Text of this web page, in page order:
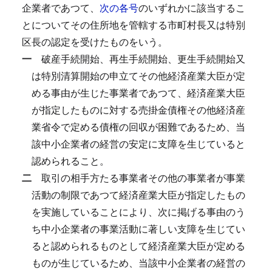
企業者であつて、 次の各号のいずれかに該当するこ
とについてその住所地を管轄する市町村長又は特別
区長の認定を受けたものをいう。
一 破産手続開始、再生手続開始、更生手続開始又
は特別清算開始の申立てその他経済産業大臣が定
める事由が生じた事業者であつて、経済産業大臣
が指定したものに対する売掛金債権その他経済産
業省令で定める債権の回収が困難であるため、当
該中小企業者の経営の安定に支障を生じていると
認められること。
二 取引の相手方たる事業者その他の事業者が事業
活動の制限であつて経済産業大臣が指定したもの
を実施していることにより、次に掲げる事由のう
ち中小企業者の事業活動に著しい支障を生じてい
ると認められるものとして経済産業大臣が定める
ものが生じているため、当該中小企業者の経営の